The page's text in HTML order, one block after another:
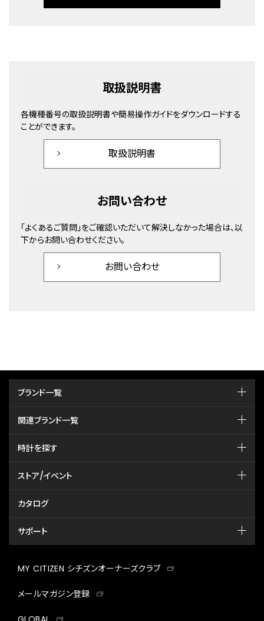
取扱説明書
各機種番号の取扱説明書や簡易操作ガイドをダウンロードする
ことができます。
取扱説明書
お問い合わせ
「よくあるご質問」をご確認いただいて解決しなかった場合は、以
下からお問い合わせください。
お問い合わせ
ブランド一覧
関連ブランド一覧
時計を探す
ストア/イベント
カタログ
サポート
MY CITIZEN シチズンオーナーズクラブ
メールマガジン登録